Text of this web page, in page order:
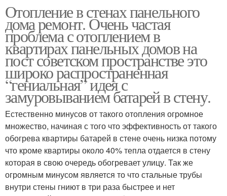
Отопление в стенах панельного
дома ремонт. Очень частая
проблема с отоплением в
квартирах панельных домов на
пост советском пространстве это
широко распространенная
“гениальная” идея с
замуровыванием батарей в стену.
Естественно минусов от такого отопления огромное
множество, начиная с того что эффективность от такого
обогрева квартиры батарей в стене очень низка потому
что кроме квартиры около 40% тепла отдается в стену
которая в свою очередь обогревает улицу. Так же
огромным минусом является то что стальные трубы
внутри стены гниют в три раза быстрее и нет